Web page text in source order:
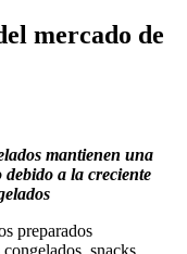
mercado de
mantienen una
a la creciente
preparados
snacks